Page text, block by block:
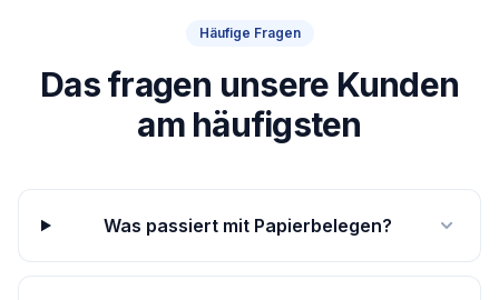
Häufige Fragen
Das fragen unsere Kunden
am häufigsten
Was passiert mit Papierbelegen?